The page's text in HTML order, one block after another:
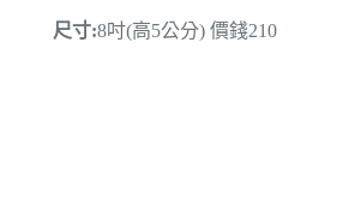
尺寸:8吋(高5公分) 價錢210